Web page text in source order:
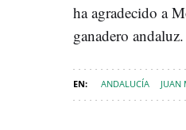
ha agradecido a
ganadero andaluz.
ANDALUCÍA JUAN